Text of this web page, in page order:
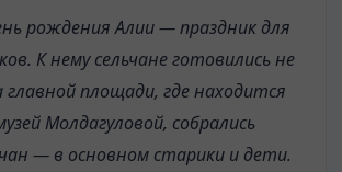
рождения Алии — праздник для
К нему сельчане готовились не
главной площади, где находится
Молдагуловой, собрались
— в основном старики и дети.